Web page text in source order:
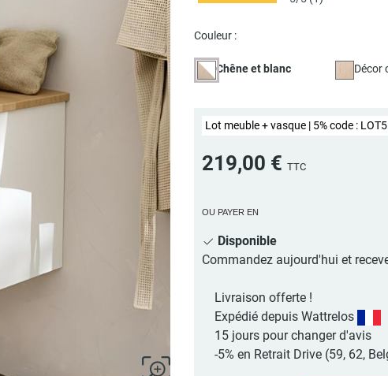
Couleur :
Chêne et blanc Décor
Lot meuble + vasque | 5% code : LOT5
219,00 € TTC
OU PAYER EN
Disponible
Commandez aujourd'hui et
Livraison offerte !
Expédié depuis Wattrelos
15 jours pour changer d'avis
-5% en Retrait Drive (59, 62,